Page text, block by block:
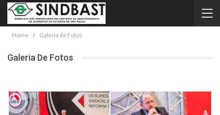
Home Galeria de Fotos
Galeria De Fotos